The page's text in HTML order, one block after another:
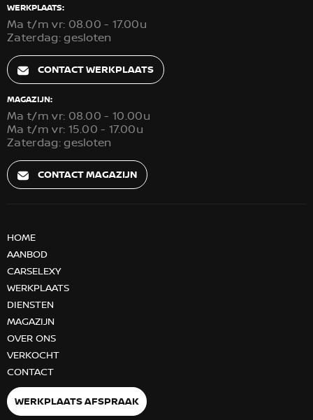
WERKPLAATS:
Ma t/m vr: 08.00 - 17.00u
Zaterdag: gesloten
CONTACT WERKPLAATS
MAGAZIJN:
Ma t/m vr: 08.00 - 10.00u
Ma t/m vr: 15.00 - 17.00u
Zaterdag: gesloten
CONTACT MAGAZIJN
HOME
AANBOD
CARSELEXY
WERKPLAATS
DIENSTEN
MAGAZIJN
OVER ONS
VERKOCHT
CONTACT
WERKPLAATS AFSPRAAK